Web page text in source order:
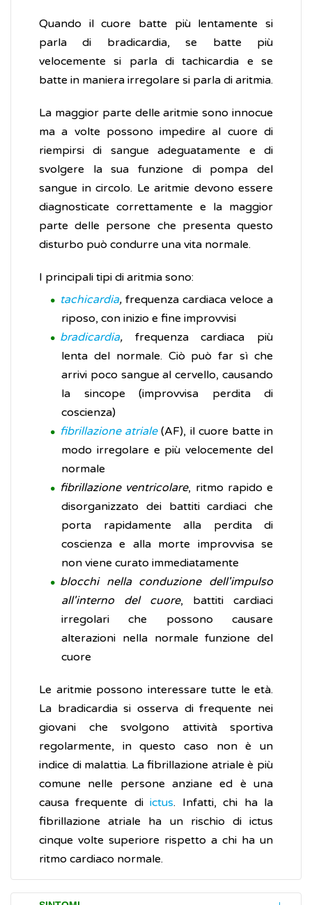
Quando il cuore batte più lentamente si
parla di bradicardia, se batte più
velocemente si parla di tachicardia e se
batte in maniera irregolare si parla di aritmia.
La maggior parte delle aritmie sono innocue
ma a volte possono impedire al cuore di
riempirsi di sangue adeguatamente e di
svolgere la sua funzione di pompa del
sangue in circolo. Le aritmie devono essere
diagnosticate correttamente e la maggior
parte delle persone che presenta questo
disturbo può condurre una vita normale.
I principali tipi di aritmia sono:
tachicardia, frequenza cardiaca veloce a
riposo, con inizio e fine improvvisi
bradicardia, frequenza cardiaca più
lenta del normale. Ciò può far sì che
arrivi poco sangue al cervello, causando
la sincope (improvvisa perdita di
coscienza)
fibrillazione atriale(AF), il cuore batte in
modo irregolare e più velocemente del
normale
fibrillazione ventricolare, ritmo rapido e
disorganizzato dei battiti cardiaci che
porta rapidamente alla perdita di
coscienza e alla morte improvvisa se
non viene curato immediatamente
blocchi nella conduzione dell'impulso
all'interno del cuore, battiti cardiaci
irregolari che possono causare
alterazioni nella normale funzione del
cuore
Le aritmie possono interessare tutte le età.
La bradicardia si osserva di frequente nei
giovani che svolgono attività sportiva
regolarmente, in questo caso non è un
indice di malattia. La fibrillazione atriale è più
comune nelle persone anziane ed è una
causa frequente diictus. Infatti, chi ha la
fibrillazione atriale ha un rischio di ictus
cinque volte superiore rispetto a chi ha un
ritmo cardiaco normale.